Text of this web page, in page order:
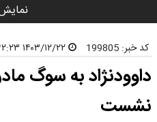
کد خبر: 199805
داوودنژاد به سوگ
نشست